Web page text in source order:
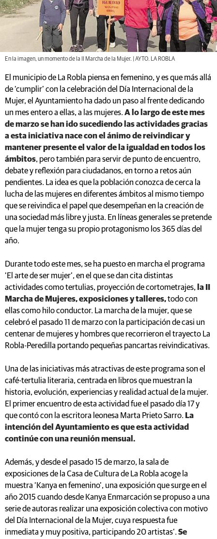
En la imagen, un momento de la II Marcha de la Mujer. | AYTO. LA ROBLA
El municipio de La Robla piensa en femenino, y es que más allá
de ‘cumplir’ con la celebración del Día Internacional de la
Mujer, el Ayuntamiento ha dado un paso al frente dedicando
un mes entero a ellas, a las mujeres. A lo largo de este mes
de marzo se han ido sucediendo las actividades gracias
a esta iniciativa nace con el ánimo de reivindicar y
mantener presente el valor de la igualdad en todos los
ámbitos, pero también para servir de punto de encuentro,
debate y reflexión para ciudadanos, en torno a retos aún
pendientes. La idea es que la población conozca de cerca la
lucha de las mujeres en diferentes ámbitos al mismo tiempo
que se reivindica el papel que desempeñan en la creación de
una sociedad más libre y justa. En líneas generales se pretende
que la mujer tenga su propio protagonismo los 365 días del
año.
Durante todo este mes, se ha puesto en marcha el programa
‘El arte de ser mujer’, en el que se dan cita distintas
actividades como tertulias, proyección de cortometrajes, la II
Marcha de Mujeres, exposiciones y talleres,todo con
ellas como hilo conductor. La marcha de la mujer, que se
celebró el pasado 11 de marzo con la participación de casi un
centenar de mujeres y hombres que recorrieron el trayecto La
Robla-Peredilla portando pequeñas pancartas reivindicativas.
Una de las iniciativas más atractivas de este programa son el
café-tertulia literaria, centrada en libros que muestran la
historia, evolución, experiencias y realidad actual de la mujer.
El primer encuentro de esta actividad fue el pasado día 17 y
que contó con la escritora leonesa Marta Prieto Sarro. La
intención del Ayuntamiento es que esta actividad
continúe con una reunión mensual.
Además, y desde el pasado 15 de marzo, la sala de
exposiciones de la Casa de Cultura de La Robla acoge la
muestra ‘Kanya en femenino’, una exposición que surge en el
año 2015 cuando desde Kanya Enmarcación se propuso a una
serie de autoras realizar una exposición colectiva con motivo
del Día Internacional de la Mujer, cuya respuesta fue
inmediata y muy positiva, participando 20 artistas’. Se